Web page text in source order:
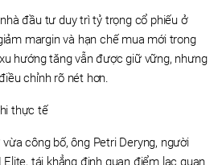
đầu tư duy trì tỷ trọng cổ phiếu ở
margin và hạn chế mua mới trong
hướng tăng vẫn được giữ vững, nhưng
chỉnh rõ nét hơn.
thực tế
công bố, ông Petri Deryng, người
tái khẳng định quan điểm lạc quan